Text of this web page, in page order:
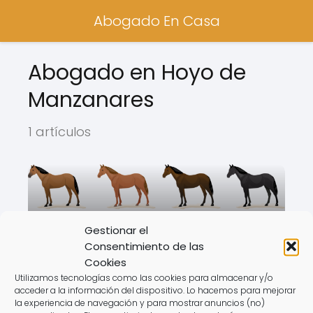
Gestionar el
Consentimiento de las
Cookies
Utilizamos tecnologías como las cookies para almacenar y/o
acceder a la información del dispositivo. Lo hacemos para mejorar
la experiencia de navegación y para mostrar anuncios (no)
Abogado En Casa
Abogado en Hoyo de
Manzanares
1 artículos